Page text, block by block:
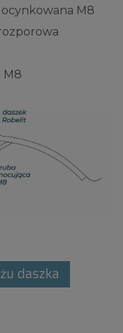
M8
M8
daszka